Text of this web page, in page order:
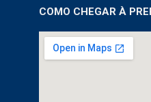
COMO CHEGAR À